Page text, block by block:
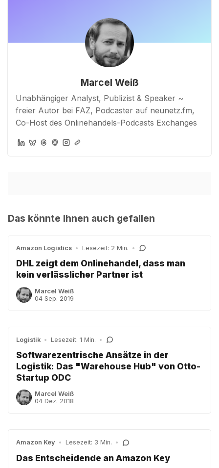
Marcel Weiß
Unabhängiger Analyst, Publizist & Speaker ~
freier Autor bei FAZ, Podcaster auf neunetz.fm,
Co-Host des Onlinehandels-Podcasts Exchanges
Das könnte Ihnen auch gefallen
Amazon Logistics • Lesezeit: 2 Min. •
DHL zeigt dem Onlinehandel, dass man
kein verlässlicher Partner ist
Marcel Weiß
04 Sep. 2019
Logistik • Lesezeit: 1 Min. •
Softwarezentrische Ansätze in der
Logistik: Das "Warehouse Hub" von Otto-
Startup ODC
Marcel Weiß
04 Dez. 2018
Amazon Key • Lesezeit: 3 Min. •
Das Entscheidende an Amazon Key